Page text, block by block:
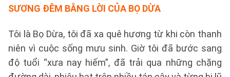
SƯƠNG ĐÊM BẰNG LỜI CỦA BỌ DỪA
Tôi là Bọ Dừa, tôi đã xa quê hương từ khi còn thanh
niên vì cuộc sống mưu sinh. Giờ tôi đã bước sang
độ tuổi “xưa nay hiếm”, đã trải qua những chặng